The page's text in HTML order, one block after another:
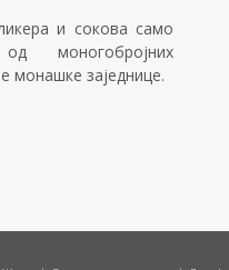
и сокова само
моногобројних
монашке заједнице.